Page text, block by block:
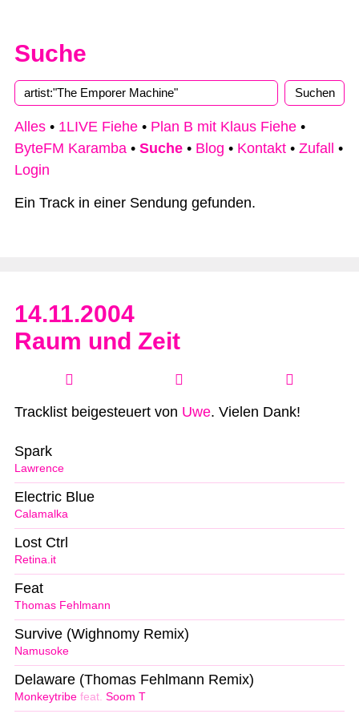
Suche
Alles • 1LIVE Fiehe • Plan B mit Klaus Fiehe •
ByteFM Karamba • Suche • Blog • Kontakt • Zufall
•
Login
Ein Track in einer Sendung gefunden.
14.11.2004
Raum und Zeit
Tracklist beigesteuert von Uwe. Vielen Dank!
Lawrence
Spark
Calamalka
Electric Blue
Retina.it
Lost Ctrl
Thomas Fehlmann
Feat
Namusoke
Survive (Wighnomy Remix)
Monkeytribe feat. Soom T
Delaware (Thomas Fehlmann Remix)